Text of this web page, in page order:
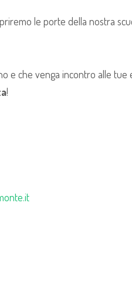
le porte della nostra
e che venga incontro alle tue
!